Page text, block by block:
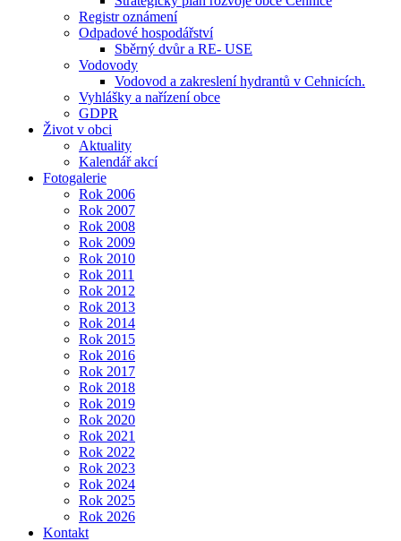
Registr oznámení
Odpadové hospodářství
Sběrný dvůr a RE- USE
Vodovody
Vodovod a zakreslení hydrantů v Cehnicích.
Vyhlášky a nařízení obce
GDPR
Život v obci
Aktuality
Kalendář akcí
Fotogalerie
Rok 2006
Rok 2007
Rok 2008
Rok 2009
Rok 2010
Rok 2011
Rok 2012
Rok 2013
Rok 2014
Rok 2015
Rok 2016
Rok 2017
Rok 2018
Rok 2019
Rok 2020
Rok 2021
Rok 2022
Rok 2023
Rok 2024
Rok 2025
Rok 2026
Kontakt